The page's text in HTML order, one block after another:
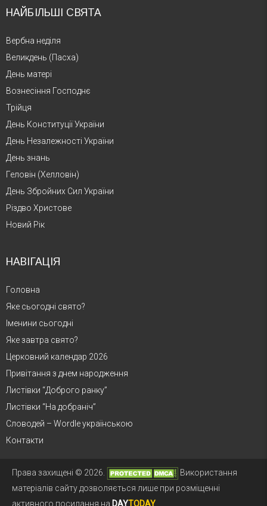
НАЙБІЛЬШІ СВЯТА
Вербна неділя
Великдень (Пасха)
День матері
Вознесіння Господнє
Трійця
День Конституції України
День Незалежності України
День знань
Геловін (Хелловін)
День Збройних Сил України
Різдво Христове
Новий Рік
НАВІГАЦІЯ
Головна
Яке сьогодні свято?
Іменини сьогодні
Яке завтра свято?
Церковний календар 2026
Привітання з днем народження
Листівки “Доброго ранку”
Листівки “На добраніч”
Словодей – Wordle українською
Контакти
Права захищені © 2026.
Використання
матеріалів сайту дозволяється лише при розміщенні
активного посилання на DAYTODAY